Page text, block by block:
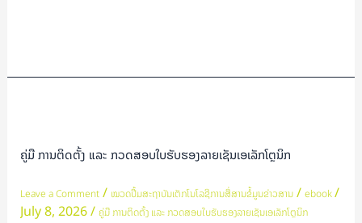
ຄູ່ມື ການຕິດຕັ້ງ ແລະ ກວດສອບໃບຮັບຮອງລາຍເຊັນເອເລັກໂຕຼນິກ
Leave a Comment / ໝວດປື້ມສະຖາບັນເຕັກໂນໂລຊີການສື່ສານຂໍ້ມູນຂ່າວສານ/ ebook/
July 8, 2026/ ຄູ່ມື ການຕິດຕັ້ງ ແລະ ກວດສອບໃບຮັບຮອງລາຍເຊັນເອເລັກໂຕຼນິກ
ຕິດ
ຕັ້ງ
ແລະ
ກວດ